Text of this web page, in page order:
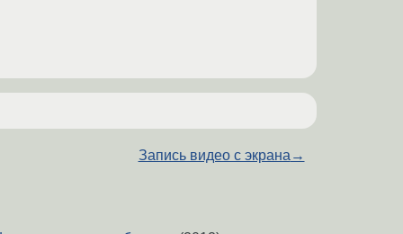
Запись видео с экрана→